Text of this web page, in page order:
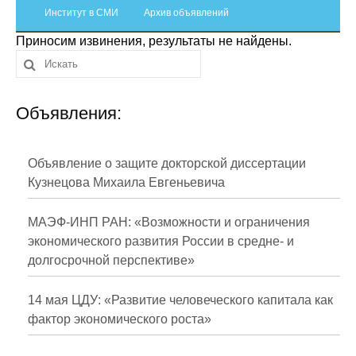
Отчетность
Противодействие коррупции
Материалы для СМИ
Публикации
Научная жизнь
Проблемы прогнозирования
О журнале
Номера журналов
Институт в СМИ Архив объявлений
Приносим извинения, результаты не найдены.
Объявления:
Объявление о защите докторской диссертации
Кузнецова Михаила Евгеньевича
МАЭФ-ИНП РАН: «Возможности и ограничения
экономического развития России в средне- и
долгосрочной перспективе»
14 мая ЦДУ: «Развитие человеческого капитала как
фактор экономического роста»